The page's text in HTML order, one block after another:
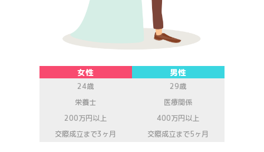
女性 男性
24歳
29歳
栄養士
医療関係
200万円以上
400万円以上
交際成立まで3ヶ月
交際成立まで5ヶ月